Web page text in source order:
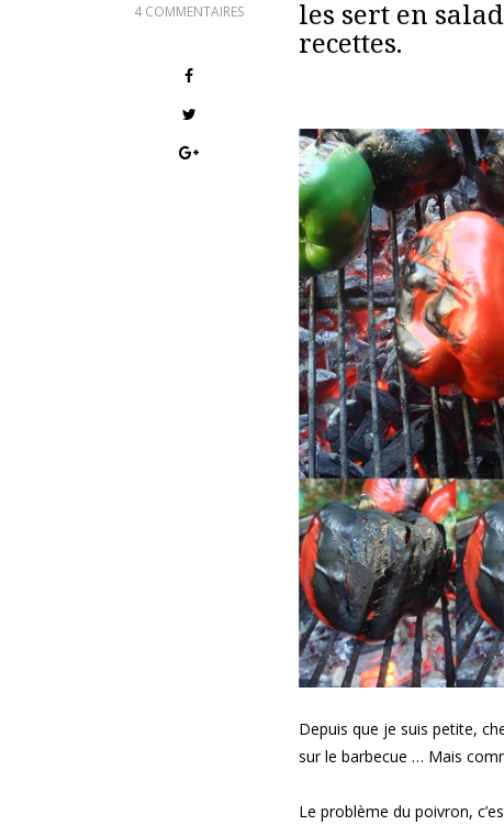
4 COMMENTAIRES les sert en
recettes.
Depuis que je suis petite,
sur le barbecue … Mais
Le problème du poivron,